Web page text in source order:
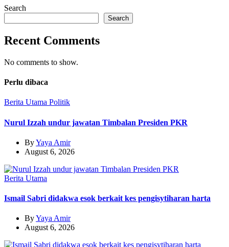
Search
Search
Recent Comments
No comments to show.
Perlu dibaca
Berita Utama Politik
Nurul Izzah undur jawatan Timbalan Presiden PKR
ByYaya Amir
August 6, 2026
Berita Utama
Ismail Sabri didakwa esok berkait kes pengisytiharan harta
ByYaya Amir
August 6, 2026